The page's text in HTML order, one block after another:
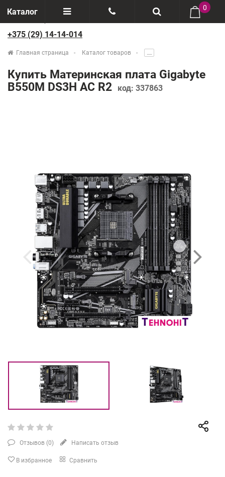
Каталог
Отзывы
Производители
+375(29) 888-44-44
0
+375 (29) 14-14-014
Главная страница Каталог товаров .....
Купить Материнская плата Gigabyte
B550M DS3H AC R2
код: 337863
Отзывов (0) Написать отзыв
В избранное Сравнить